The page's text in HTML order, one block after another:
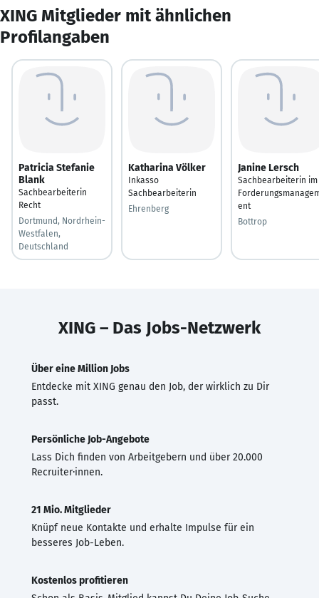
XING Mitglieder mit ähnlichen
Profilangaben
Patricia Stefanie
Blank
Sachbearbeiterin
Recht
Dortmund, Nordrhein-
Westfalen,
Deutschland
Katharina Völker
Inkasso
Sachbearbeiterin
Ehrenberg
Janine Lersch
Sachbearbeiterin im
ent
Bottrop
XING – Das Jobs-Netzwerk
Über eine Million Jobs
Entdecke mit XING genau den Job, der wirklich zu Dir
passt.
Persönliche Job-Angebote
Lass Dich finden von Arbeitgebern und über 20.000
Recruiter·innen.
21 Mio. Mitglieder
Knüpf neue Kontakte und erhalte Impulse für ein
besseres Job-Leben.
Kostenlos profitieren